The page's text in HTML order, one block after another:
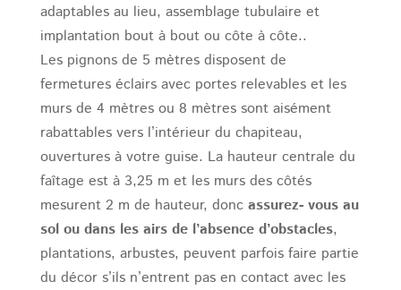
adaptables au lieu, assemblage tubulaire et
implantation bout à bout ou côte à côte..
Les pignons de 5 mètres disposent de
fermetures éclairs avec portes relevables et les
murs de 4 mètres ou 8 mètres sont aisément
rabattables vers l’intérieur du chapiteau,
ouvertures à votre guise. La hauteur centrale du
faîtage est à 3,25 m et les murs des côtés
mesurent 2 m de hauteur, donc assurez- vous au
sol ou dans les airs de l’absence d’obstacles,
plantations, arbustes, peuvent parfois faire partie
du décor s’ils n’entrent pas en contact avec les